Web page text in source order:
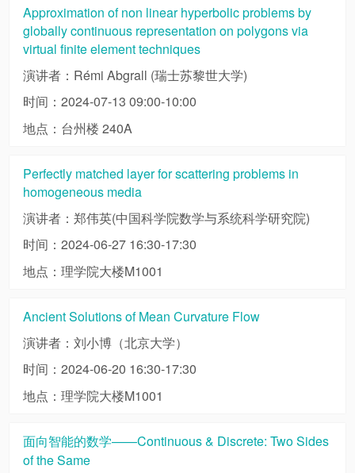
Approximation of non linear hyperbolic problems by
globally continuous representation on polygons via
virtual finite element techniques
演讲者：Rémi Abgrall (瑞士苏黎世大学)
时间：2024-07-13 09:00-10:00
地点：台州楼 240A
Perfectly matched layer for scattering problems in
homogeneous media
演讲者：郑伟英(中国科学院数学与系统科学研究院)
时间：2024-06-27 16:30-17:30
地点：理学院大楼M1001
Ancient Solutions of Mean Curvature Flow
演讲者：刘小博（北京大学）
时间：2024-06-20 16:30-17:30
地点：理学院大楼M1001
面向智能的数学——Continuous & Discrete: Two Sides
of the Same